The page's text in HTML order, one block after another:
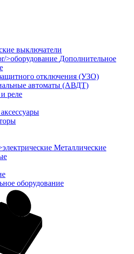
выключатели
Дополнительное
отключения (УЗО)
автоматы (АВДТ)
реле
Металлические
оборудование